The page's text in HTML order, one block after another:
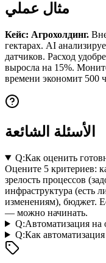
مثال عملي
Кейс: Агрохолдинг.
гектарах. AI
датчиков. Расход
выросла на 15%.
времени экономит 500
الأسئلة الشائعة
Q:Как оценить
Оцените 5 критериев:
зрелость процессов
инфраструктура (есть
изменениям), бюджет.
— можно начинать.
Q:Автоматизация на
Q:Как